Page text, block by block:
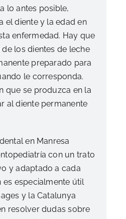
lo antes posible,
el diente y la edad en
enfermedad. Hay que
los dientes de leche
preparado para
le corresponda.
que se produzca en la
al diente permanente
en Manresa
con un trato
y adaptado a cada
es especialmente útil
y la Catalunya
resolver dudas sobre